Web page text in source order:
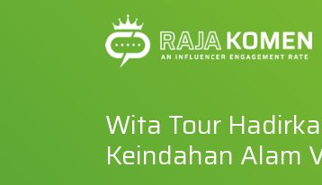
Wita Tour
Keindahan Alam